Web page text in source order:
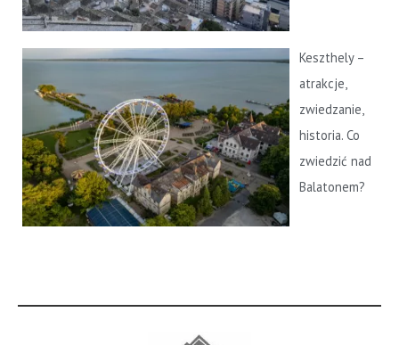
Keszthely –
atrakcje,
zwiedzanie,
historia. Co
zwiedzić nad
Balatonem?